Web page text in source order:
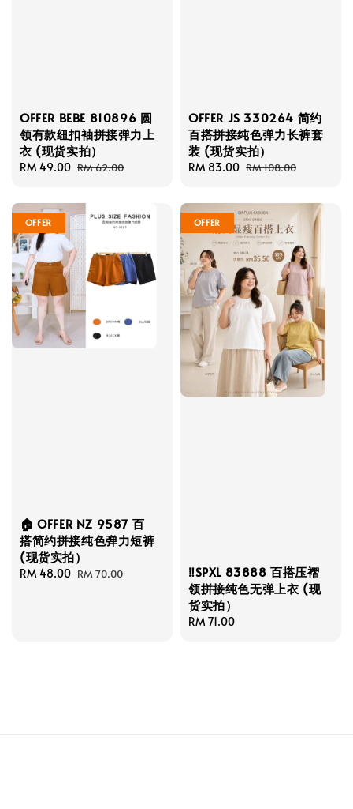
OFFER BEBE 810896 圆
领有款纽扣袖拼接弹力上
衣 (现货实拍）
Sale
RM 49.00 Regular
RM 62.00
OFFER JS 330264 简约
百搭拼接纯色弹力长裤套
装 (现货实拍）
Sale
RM 83.00 Regular
RM 108.00
OFFER
🏠 OFFER NZ 9587 百
搭简约拼接纯色弹力短裤
(现货实拍）
Sale
RM 48.00 Regular
RM 70.00
OFFER
‼️SPXL 83888 百搭压褶
领拼接纯色无弹上衣 (现
货实拍）
Regular
RM 71.00